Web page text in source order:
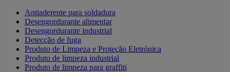
Antiaderente para soldadura
Desengordurante alimentar
Desengordurante industrial
Detecção de fuga
Produto de Limpeza e Proteção Eletrónica
Produto de limpeza industrial
Produto de limpeza para graffiti